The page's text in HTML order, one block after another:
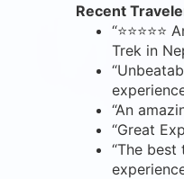
Recent
Trek in
“An
“Great
“The best